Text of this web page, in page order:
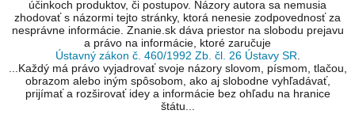
účinkoch produktov, či postupov. Názory autora sa nemusia
zhodovať s názormi tejto stránky, ktorá nenesie zodpovednosť za
nesprávne informácie. Znanie.sk dáva priestor na slobodu prejavu
a právo na informácie, ktoré zaručuje
Ústavný zákon č. 460/1992 Zb. čl. 26 Ústavy SR.
...Každý má právo vyjadrovať svoje názory slovom, písmom, tlačou,
obrazom alebo iným spôsobom, ako aj slobodne vyhľadávať,
prijímať a rozširovať idey a informácie bez ohľadu na hranice
štátu...